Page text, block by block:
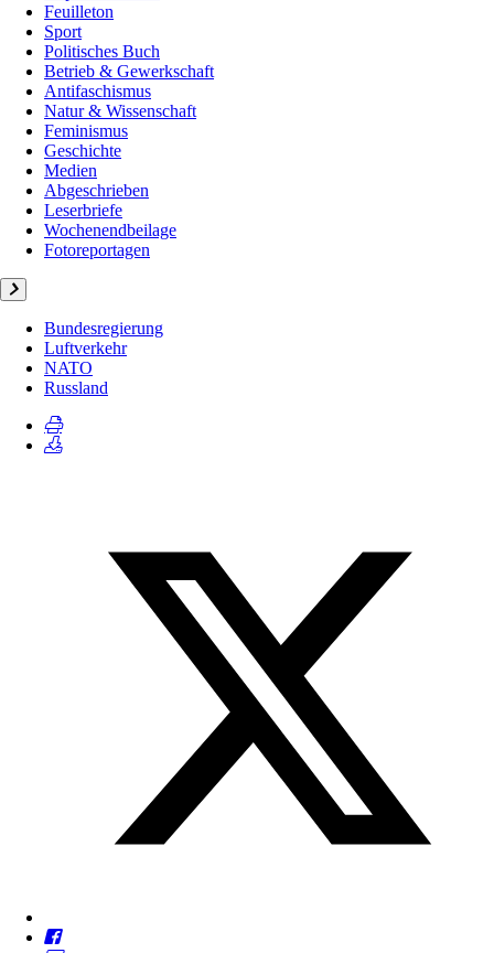
Feuilleton
Sport
Politisches Buch
Betrieb & Gewerkschaft
Antifaschismus
Natur & Wissenschaft
Feminismus
Geschichte
Medien
Abgeschrieben
Leserbriefe
Wochenendbeilage
Fotoreportagen
Bundesregierung
Luftverkehr
NATO
Russland